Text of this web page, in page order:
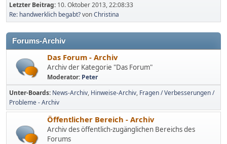
Letzter Beitrag: 10. Oktober 2013, 22:08:33
Re: handwerklich begabt?vonChristina
Forums-Archiv
Das Forum - Archiv
Archiv der Kategorie "Das Forum"
Moderator: Peter
Unter-Boards News-Archiv Hinweise-Archiv Fragen / Verbesserungen /
Probleme - Archiv
Öffentlicher Bereich - Archiv
Archiv des öffentlich-zugänglichen Bereichs des
Forums